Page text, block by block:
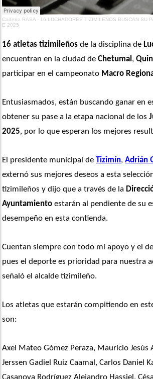
Cadena RASA · 16 LUCHADORES TIZIMILEÑOS BUSCAN SU
E 2025
16 atletas tizimileños de la disciplina de
encuentran en la ciudad de Chetumal,
participar en el campeonato Macro
Entusiasmados, están buscando ganar en
obtener su pase a la etapa nacional de los
2025, por lo que esperan los mejores
El presidente municipal de Tizimín, Adrián
externó sus mejores deseos a esta
tizimileños y dijo que a través de la
Ayuntamiento estarán al pendiente de su
desempeño en esta contienda.
Cuentan siempre con todo mi apoyo y el
pues el deporte es prioridad para nuestra
señaló el alcalde tizimileño.
Los atletas que estarán compitiendo en
son:
Axel Mateo Gómez Peraza, Mauricio Jesús
Jerssen Gadiel Ruiz Caamal, Carlos Daniel